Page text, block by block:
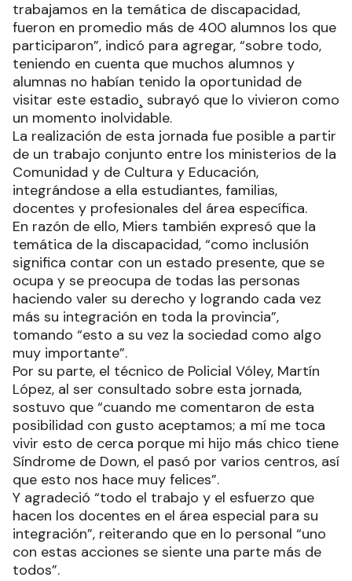
trabajamos en la temática de discapacidad,
fueron en promedio más de 400 alumnos los que
participaron”, indicó para agregar, “sobre todo,
teniendo en cuenta que muchos alumnos y
alumnas no habían tenido la oportunidad de
visitar este estadio¸ subrayó que lo vivieron como
un momento inolvidable.
La realización de esta jornada fue posible a partir
de un trabajo conjunto entre los ministerios de la
Comunidad y de Cultura y Educación,
integrándose a ella estudiantes, familias,
docentes y profesionales del área específica.
En razón de ello, Miers también expresó que la
temática de la discapacidad, “como inclusión
significa contar con un estado presente, que se
ocupa y se preocupa de todas las personas
haciendo valer su derecho y logrando cada vez
más su integración en toda la provincia”,
tomando “esto a su vez la sociedad como algo
muy importante”.
Por su parte, el técnico de Policial Vóley, Martín
López, al ser consultado sobre esta jornada,
sostuvo que “cuando me comentaron de esta
posibilidad con gusto aceptamos; a mí me toca
vivir esto de cerca porque mi hijo más chico tiene
Síndrome de Down, el pasó por varios centros, así
que esto nos hace muy felices”.
Y agradeció “todo el trabajo y el esfuerzo que
hacen los docentes en el área especial para su
integración”, reiterando que en lo personal “uno
con estas acciones se siente una parte más de
todos”.